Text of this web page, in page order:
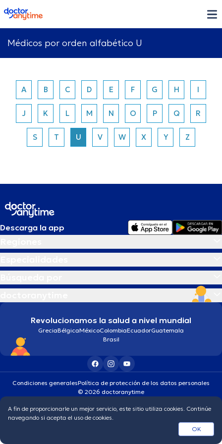
doctoranytime
Médicos por orden alfabético U
A B C D E F G H I
J K L M N O P Q R
S T U V W X Y Z
Descarga la app
Revolucionamos la salud a nivel mundial
GreciaBélgicaMéxicoColombiaEcuadorGuatemala
Brasil
Condiciones generalesPolítica de protección de los datos personales
© 2026 doctoranytime
A fin de proporcionarle un mejor servicio, este sitio utiliza cookies. Continúe
navegando si acepta el uso de cookies.
OK